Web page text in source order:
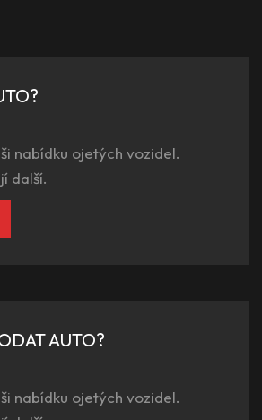
nabídku ojetých vozidel.
další.
AUTO?
nabídku ojetých vozidel.